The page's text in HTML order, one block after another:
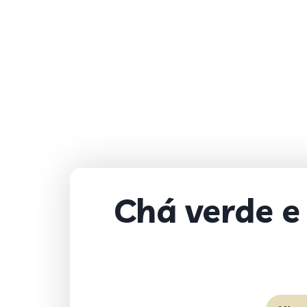
Chá verde